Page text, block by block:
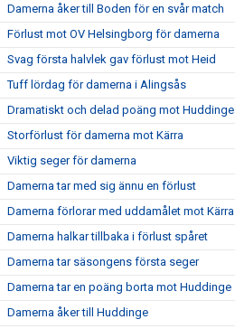
Damerna åker till Boden för en svår match
Förlust mot OV Helsingborg för damerna
Svag första halvlek gav förlust mot Heid
Tuff lördag för damerna i Alingsås
Dramatiskt och delad poäng mot Huddinge
Storförlust för damerna mot Kärra
Viktig seger för damerna
Damerna tar med sig ännu en förlust
Damerna förlorar med uddamålet mot Kärra
Damerna halkar tillbaka i förlust spåret
Damerna tar säsongens första seger
Damerna tar en poäng borta mot Huddinge
Damerna åker till Huddinge